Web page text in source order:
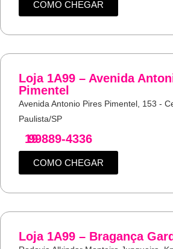
COMO CHEGAR
Loja 1A99 – Avenida
Pimentel
Avenida Antonio Pires Pimentel, 153 -
Paulista/SP
19
99889-4336
COMO CHEGAR
Loja 1A99 – Bragança